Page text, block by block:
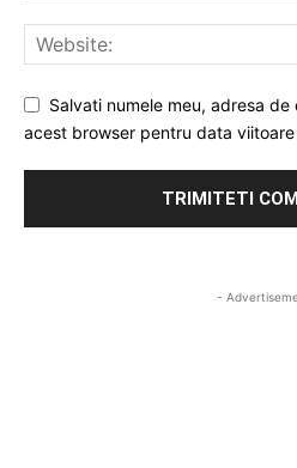
Salvati numele meu, adresa
acest browser pentru data
-